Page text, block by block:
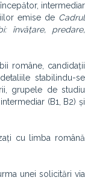
intermediar
emise de Cadrul
învățare, predare,
române, candidații
stabilindu-se
grupele de studiu
(B1, B2) și
cu limba română
unei solicitări via